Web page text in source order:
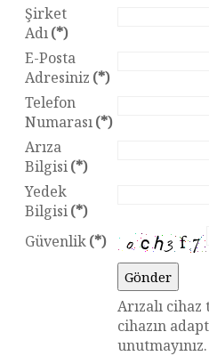
Şirket
Adı(*)
E-Posta
Adresiniz (*)
Telefon
Numarası(*)
Arıza
Bilgisi(*)
Yedek
Bilgisi(*)
Güvenlik(*)
Arızalı cihaz
cihazın
unutmayınız.